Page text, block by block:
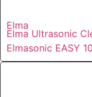
Elma
Elma Ultrasonic
Elmasonic EASY